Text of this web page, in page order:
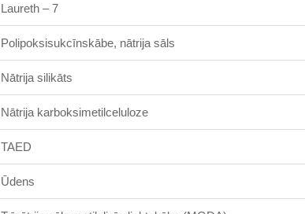
Laureth – 7
Polipoksisukcīnskābe, nātrija sāls
Nātrija silikāts
Nātrija karboksimetilceluloze
TAED
Ūdens